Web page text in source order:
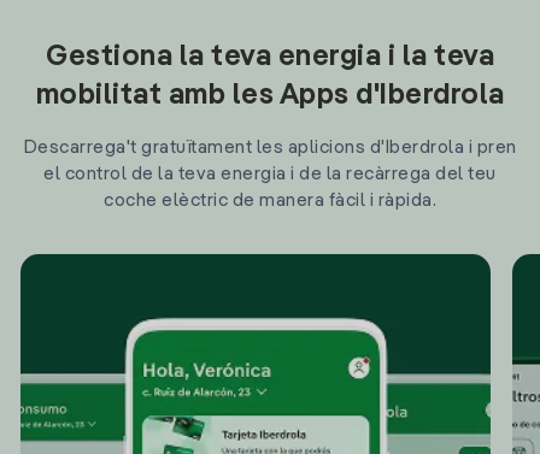
Gestiona la teva energia i la teva
mobilitat amb les Apps d'Iberdrola
Descarrega't gratuïtament les aplicions d'Iberdrola i pren
el control de la teva energia i de la recàrrega del teu
coche elèctric de manera fàcil i ràpida.